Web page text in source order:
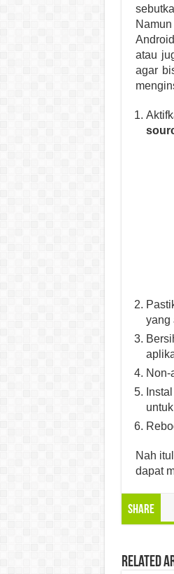
atau
agar
yang
Non-
Nah
dapat
Share
Related